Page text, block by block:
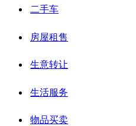
二手车
房屋租售
生意转让
生活服务
物品买卖